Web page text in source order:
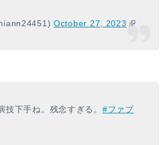
October 27, 2023
技下手ね。残念すぎる。 #ファブ